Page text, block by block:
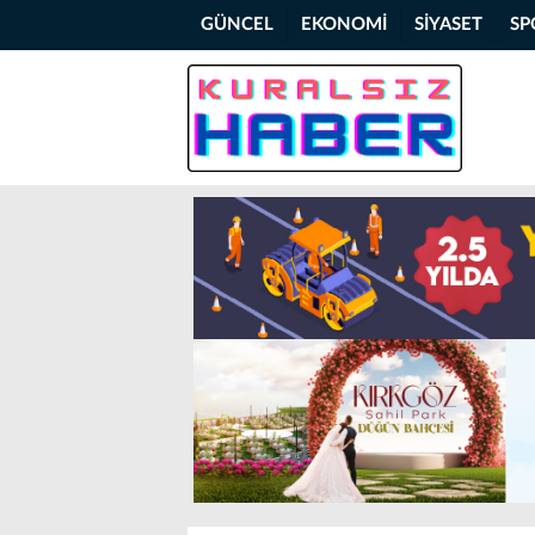
GÜNCEL EKONOMİ SİYASET